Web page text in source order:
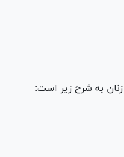
به شرح زیر است: